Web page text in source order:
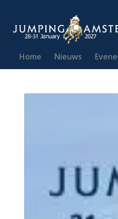
Home Nieuws